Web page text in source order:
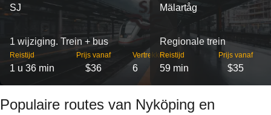
SJ
1 wijziging. Trein + bus
Reistijd
1 u 36 min
Prijs vanaf
$36
Vertrekken
6
Mälartåg
Regionale trein
Reistijd
59 min
Prijs vanaf
$35
Populaire routes van Nyköping en